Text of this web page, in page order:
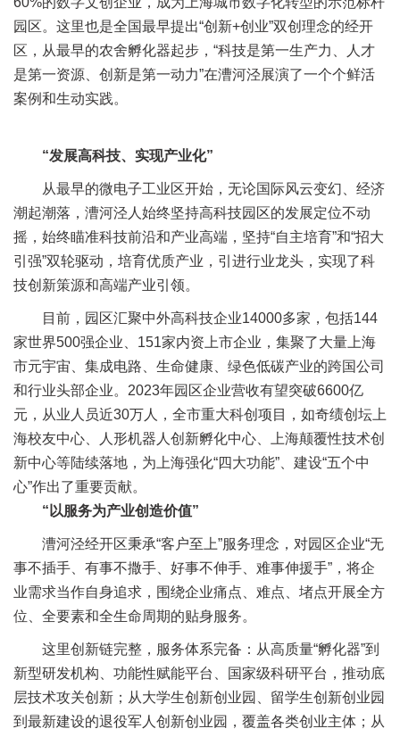
园区。这里也是全国最早提出“创新+创业”双创理念的经开
区，从最早的农舍孵化器起步，“科技是第一生产力、人才
是第一资源、创新是第一动力”在漕河泾展演了一个个鲜活
案例和生动实践。
“发展高科技、实现产业化”
从最早的微电子工业区开始，无论国际风云变幻、经济
潮起潮落，漕河泾人始终坚持高科技园区的发展定位不动
摇，始终瞄准科技前沿和产业高端，坚持“自主培育”和“招大
引强”双轮驱动，培育优质产业，引进行业龙头，实现了科
技创新策源和高端产业引领。
目前，园区汇聚中外高科技企业14000多家，包括144
家世界500强企业、151家内资上市企业，集聚了大量上海
市元宇宙、集成电路、生命健康、绿色低碳产业的跨国公司
和行业头部企业。2023年园区企业营收有望突破6600亿
元，从业人员近30万人，全市重大科创项目，如奇绩创坛上
海校友中心、人形机器人创新孵化中心、上海颠覆性技术创
新中心等陆续落地，为上海强化“四大功能”、建设“五个中
心”作出了重要贡献。
“以服务为产业创造价值”
漕河泾经开区秉承“客户至上”服务理念，对园区企业“无
事不插手、有事不撒手、好事不伸手、难事伸援手”，将企
业需求当作自身追求，围绕企业痛点、难点、堵点开展全方
位、全要素和全生命周期的贴身服务。
这里创新链完整，服务体系完备：从高质量“孵化器”到
新型研发机构、功能性赋能平台、国家级科研平台，推动底
层技术攻关创新；从大学生创新创业园、留学生创新创业园
到最新建设的退役军人创新创业园，覆盖各类创业主体；从